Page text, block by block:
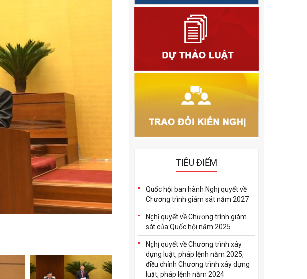
Chủ nhiệm Ủy ban Kinh tế
TIÊU ĐIỂM
Quốc hội ban hành Nghị quyết về
Chương trình giám sát năm 2027
Nghị quyết về Chương trình giám
sát của Quốc hội năm 2025
Nghị quyết về Chương trình xây
dựng luật, pháp lệnh năm 2025,
điều chỉnh Chương trình xây dựng
luật, pháp lệnh năm 2024